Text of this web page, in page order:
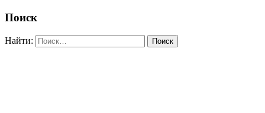
Поиск
Найти: